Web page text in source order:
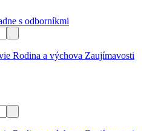
s odborníkmi
Rodina a výchova Zaujímavosti